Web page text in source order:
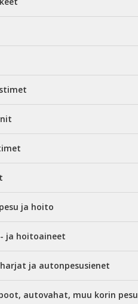
ja hoito
ja hoitoaineet
ja autonpesusienet
autovahat, muu korin pesu